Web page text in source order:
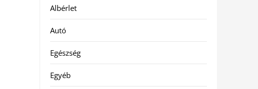
Albérlet
Autó
Egészség
Egyéb